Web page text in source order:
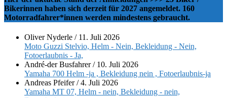
Bikerinnen haben sich derzeit für 2027 angemeldet. 160
Motorradfahrer*innen werden mindestens gebraucht.
Oliver Nyderle / 11. Juli 2026
Moto Guzzi Stelvio, Helm - Nein, Bekleidung - Nein,
Fotoerlaubnis - Ja,
André-der Busfahrer/ 10. Juli 2026
Yamaha 700 Helm -ja , Bekleidung nein , Fotoerlaubnis-ja
Andreas Pfeifer/4. Juli 2026
Yamaha MT 07, Helm - nein, Bekleidung - nein,